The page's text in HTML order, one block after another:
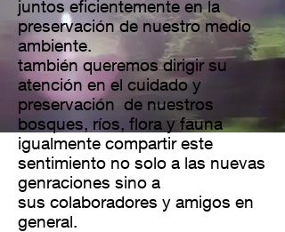
juntos eficientemente en la
preservación de nuestro medio
ambiente.
también queremos dirigir su
atención en el cuidado y
preservación de nuestros
bosques, ríos, flora y fauna
igualmente compartir este
sentimiento no solo a las nuevas
genraciones sino a
sus colaboradores y amigos en
general.